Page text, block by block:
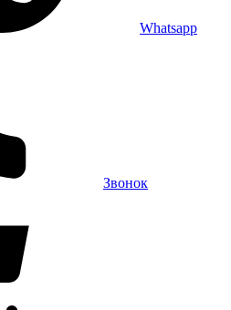
Whatsapp
Звонок